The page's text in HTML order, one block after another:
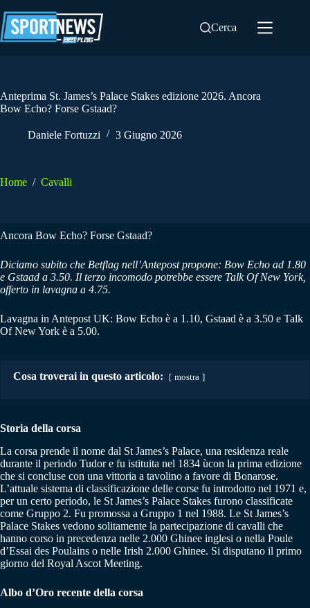
al
contenuto
Cerca
Anteprima St. James’s Palace Stakes edizione 2026. Ancora
Bow Echo? Forse Gstaad?
Daniele Fortuzzi 3 Giugno 2026
Home / Cavalli
Ancora Bow Echo? Forse Gstaad?
Diciamo subito che Betflag nell’Antepost propone: Bow Echo ad 1.80
e Gstaad a 3.50. Il terzo incomodo potrebbe essere Talk Of New York,
offerto in lavagna a 4.75.
Lavagna in Antepost UK: Bow Echo è a 1.10, Gstaad è a 3.50 e Talk
Of New York è a 5.00.
Cosa troverai in questo articolo: mostra
Storia della corsa
La corsa prende il nome dal St James’s Palace, una residenza reale
durante il periodo Tudor e fu istituita nel 1834 ùcon la prima edizione
che si concluse con una vittoria a tavolino a favore di Bonarose.
L’attuale sistema di classificazione delle corse fu introdotto nel 1971 e,
per un certo periodo, le St James’s Palace Stakes furono classificate
come Gruppo 2. Fu promossa a Gruppo 1 nel 1988. Le St James’s
Palace Stakes vedono solitamente la partecipazione di cavalli che
hanno corso in precedenza nelle 2.000 Ghinee inglesi o nella Poule
d’Essai des Poulains o nelle Irish 2.000 Ghinee. Si disputano il primo
giorno del Royal Ascot Meeting.
Albo d’Oro recente della corsa